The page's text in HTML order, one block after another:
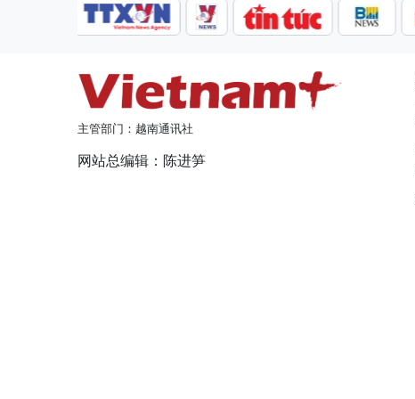
主管部门：越南通讯社
网站总编辑：陈进笋